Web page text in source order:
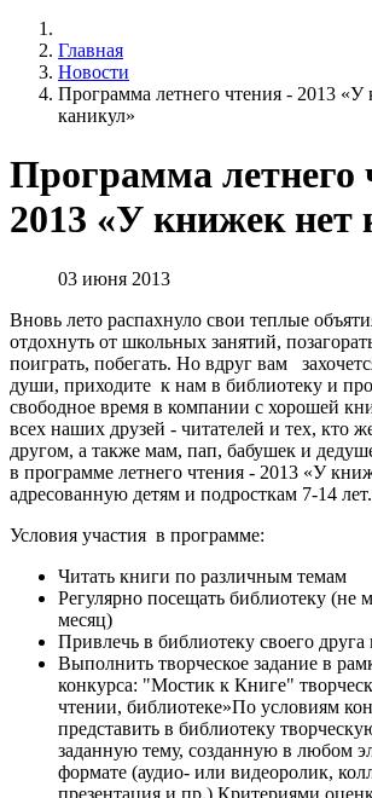
Главная
Новости
Программа летнего чтения - 2013 «У
каникул»
Программа летнего
2013 «У книжек нет
03 июня 2013
Вновь лето распахнуло свои теплые
отдохнуть от школьных занятий,
поиграть, побегать. Но вдруг вам
души, приходите к нам в библиотеку и
свободное время в компании с хорошей
всех наших друзей - читателей и тех, кто
другом, а также мам, пап, бабушек и
в программе летнего чтения - 2013 «У
адресованную детям и подросткам 7-14 лет.
Условия участия в программе:
Читать книги по различным темам
Регулярно посещать библиотеку (не
месяц)
Привлечь в библиотеку своего
Выполнить творческое задание в
конкурса: "Мостик к Книге"
чтении, библиотеке»По условиям
представить в библиотеку
заданную тему, созданную в любом
формате (аудио- или видеоролик,
презентация и пр.) Критериями